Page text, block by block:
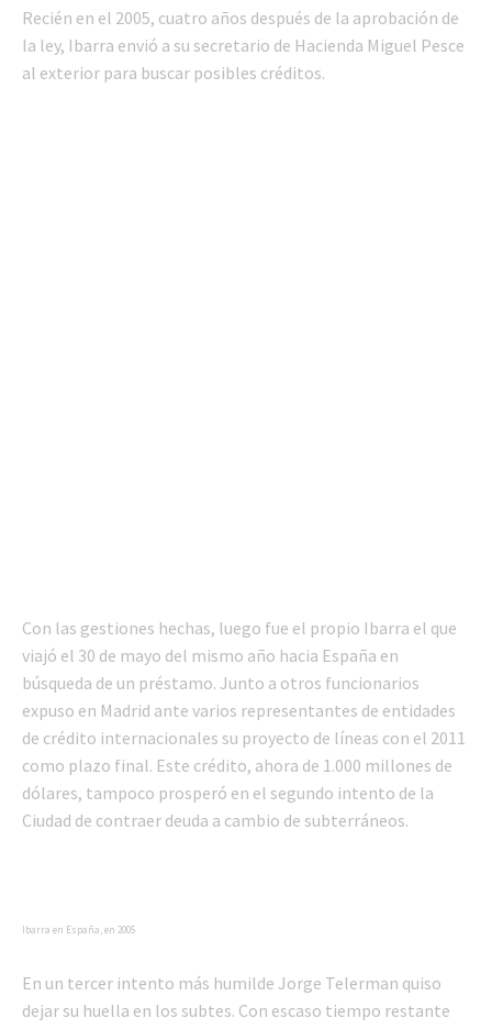
Recién en el 2005, cuatro años después de la aprobación de
la ley, Ibarra envió a su secretario de Hacienda Miguel Pesce
al exterior para buscar posibles créditos.
Con las gestiones hechas, luego fue el propio Ibarra el que
viajó el 30 de mayo del mismo año hacia España en
búsqueda de un préstamo. Junto a otros funcionarios
expuso en Madrid ante varios representantes de entidades
de crédito internacionales su proyecto de líneas con el 2011
como plazo final. Este crédito, ahora de 1.000 millones de
dólares, tampoco prosperó en el segundo intento de la
Ciudad de contraer deuda a cambio de subterráneos.
Ibarra en España, en 2005
En un tercer intento más humilde Jorge Telerman quiso
dejar su huella en los subtes. Con escaso tiempo restante